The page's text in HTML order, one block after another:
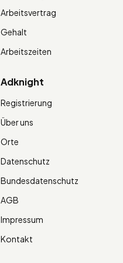
Arbeitsvertrag
Gehalt
Arbeitszeiten
Adknight
Registrierung
Über uns
Orte
Datenschutz
Bundesdatenschutz
AGB
Impressum
Kontakt